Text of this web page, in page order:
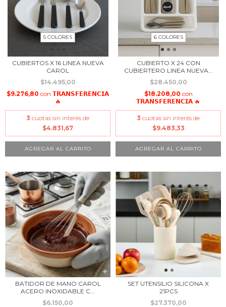
5 COLORES
CUBIERTOS X 16 LINEA NUEVA
CAROL
$14.495,00
$9.276,80 con 𝗧𝗥𝗔𝗡𝗦𝗙𝗘𝗥𝗘𝗡𝗖𝗜𝗔
🔥
3 cuotas sin interés de
$4.831,67
AGREGAR AL CARRITO
6 COLORES
CUBIERTO X 24 CON
CUBIERTERO LINEA NUEVA...
$28.450,00
$18.208,00 con
𝗧𝗥𝗔𝗡𝗦𝗙𝗘𝗥𝗘𝗡𝗖𝗜𝗔 🔥
3 cuotas sin interés de
$9.483,33
AGREGAR AL CARRITO
BATIDOR DE MANO CAROL
ACERO INOXIDABLE C...
$6.150,00
SET UTENSILIO SILICONA X
21PCS
$27.370,00